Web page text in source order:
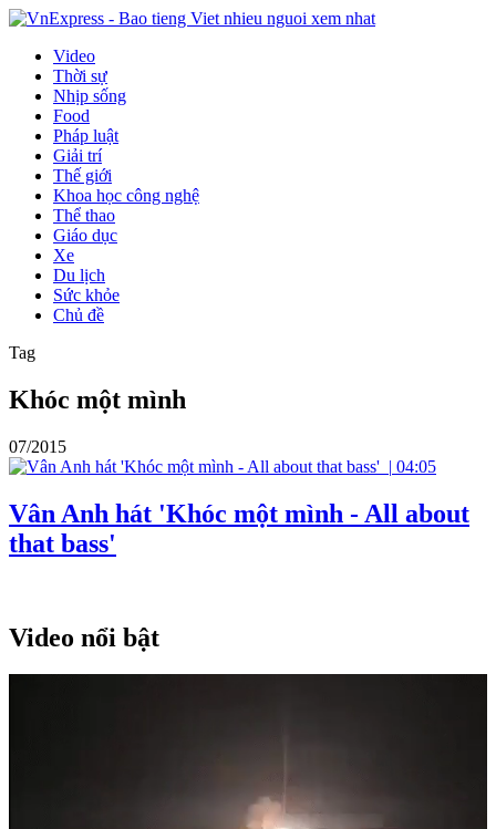
Video
Thời sự
Nhịp sống
Food
Pháp luật
Giải trí
Thế giới
Khoa học công nghệ
Thể thao
Giáo dục
Xe
Du lịch
Sức khỏe
Chủ đề
Tag
Khóc một mình
07/2015
| 04:05
Vân Anh hát 'Khóc một mình - All about
that bass'
Video nổi bật